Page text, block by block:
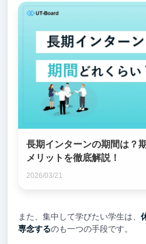
長期インターンの期間は？
メリットを徹底解説！
2026/03/21
また、集中して学びたい学生は、
専念するのも一つの手段です。